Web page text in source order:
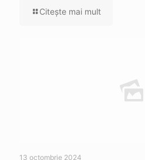
Citeşte mai mult
13 octombrie 2024